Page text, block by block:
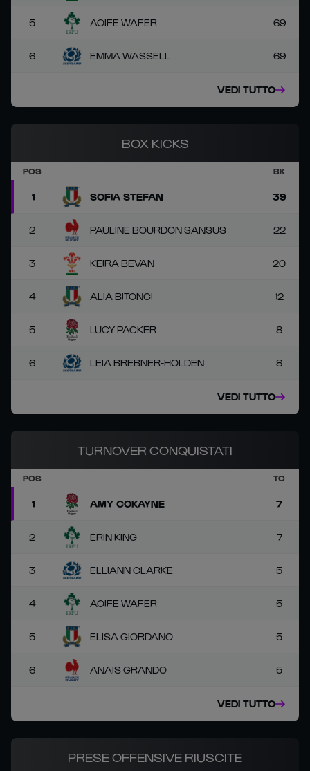
5 AOIFE WAFER 69
6 EMMA WASSELL 69
VEDI TUTTO
BOX KICKS
POS BK
1 SOFIA STEFAN 39
2 PAULINE BOURDON SANSUS 22
3 KEIRA BEVAN 20
4 ALIA BITONCI 12
5 LUCY PACKER 8
6 LEIA BREBNER-HOLDEN 8
VEDI TUTTO
TURNOVER CONQUISTATI
POS TC
1 AMY COKAYNE 7
2 ERIN KING 7
3 ELLIANN CLARKE 5
4 AOIFE WAFER 5
5 ELISA GIORDANO 5
6 ANAIS GRANDO 5
VEDI TUTTO
PRESE OFFENSIVE RIUSCITE